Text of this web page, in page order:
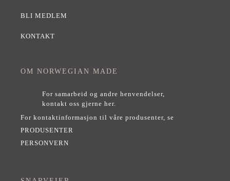
BLI MEDLEM
KONTAKT
OM NORWEGIAN MADE
For samarbeid og andre henvendelser,
kontakt oss gjerne her.
For kontaktinformasjon til våre produsenter, se
PRODUSENTER
PERSONVERN